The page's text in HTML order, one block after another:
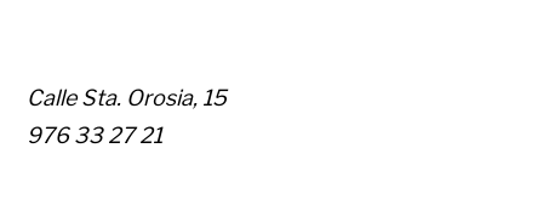
Calle Sta. Orosia, 15
976 33 27 21